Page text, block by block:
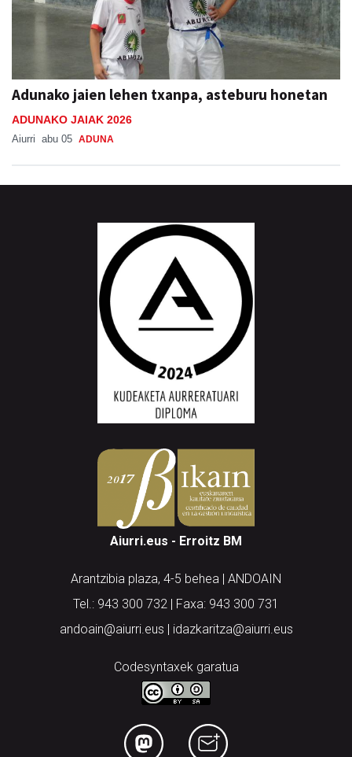
Adunako jaien lehen txanpa, asteburu honetan
ADUNAKO JAIAK 2026
Aiurri abu 05 ADUNA
Aiurri.eus - Erroitz BM
Arantzibia plaza, 4-5 behea | ANDOAIN
Tel.: 943 300 732 | Faxa: 943 300 731
andoain@aiurri.eus | idazkaritza@aiurri.eus
Codesyntaxek garatua